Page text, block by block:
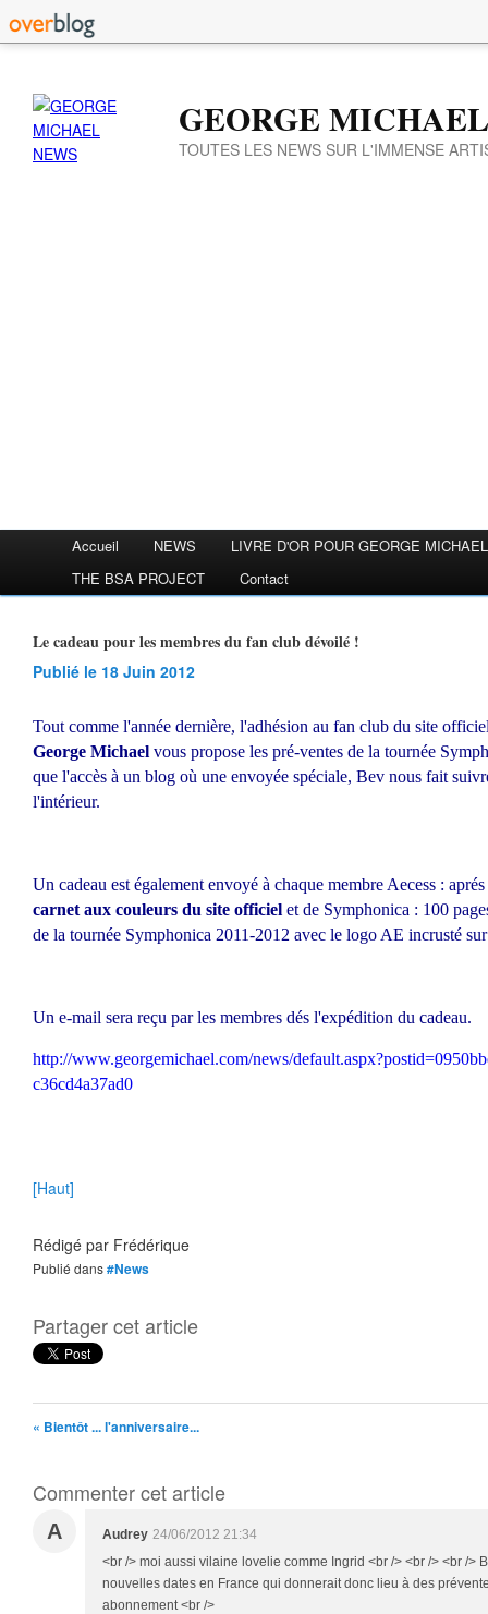
GEORGE
TOUTES LES NEWS SUR L'IMMENSE
Accueil NEWS
LIVRE D'OR POUR GEORGE MICHAEL
THE BSA PROJECT
Contact
Le cadeau pour les membres du fan club dévoilé !
Publié le 18 Juin 2012
Tout comme l'année dernière, l'adhésion au fan club du site
George Michael vous propose les pré-ventes de la tournée
que l'accès à un blog où une envoyée spéciale, Bev nous fait
l'intérieur.
Un cadeau est également envoyé à chaque membre Aecess :
carnet aux couleurs du site officiel et de Symphonica : 100
de la tournée Symphonica 2011-2012 avec le logo AE incrusté
Un e-mail sera reçu par les membres dés l'expédition du cadeau.
http://www.georgemichael.com/news/
c36cd4a37ad0
[Haut]
Rédigé par Frédérique
Publié dans#News
Partager cet article
« Bientôt ... l'anniversaire...
Commenter cet article
A Audrey 24/06/2012 21:34
<br /> moi aussi vilaine lovelie comme Ingrid <br /> <br /> <br />
nouvelles dates en France qui donnerait donc lieu à des
abonnement <br />